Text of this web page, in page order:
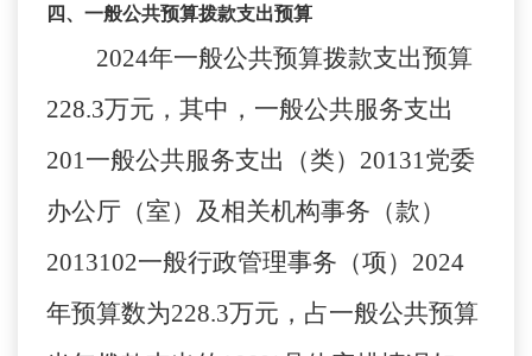
四、一般公共预算拨款支出预算
2024年一般公共预算拨款支出预算
228.3万元，其中，一般公共服务支出
201一般公共服务支出（类） 20131党委
办公厅（室）及相关机构事务（款）
2013102一般行政管理事务（项） 2024
年预算数为228.3万元，占一般公共预算